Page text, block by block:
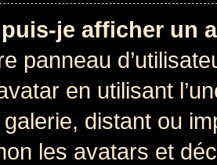
je afficher un
panneau
en utilisant
distant ou
les avatars et